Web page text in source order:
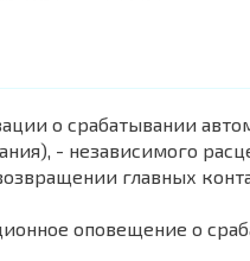
о срабатывании
- независимого
главных
оповещение о